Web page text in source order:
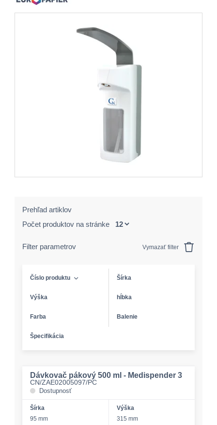
Prehľad artiklov
Počet produktov na stránke
Filter parametrov Vymazať filter
Číslo produktu Šírka
Výška hĺbka
Farba Balenie
Špecifikácia
Dávkovač pákový 500 ml - Medispender 3
CN/ZAE02005097/PC
Dostupnosť
Šírka
95 mm
Výška
315 mm